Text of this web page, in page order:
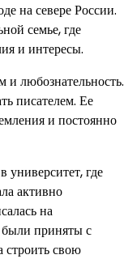
на севере России.
семье, где
и интересы.
и любознательность.
писателем. Ее
и постоянно
где
активно
на
были приняты с
строить свою